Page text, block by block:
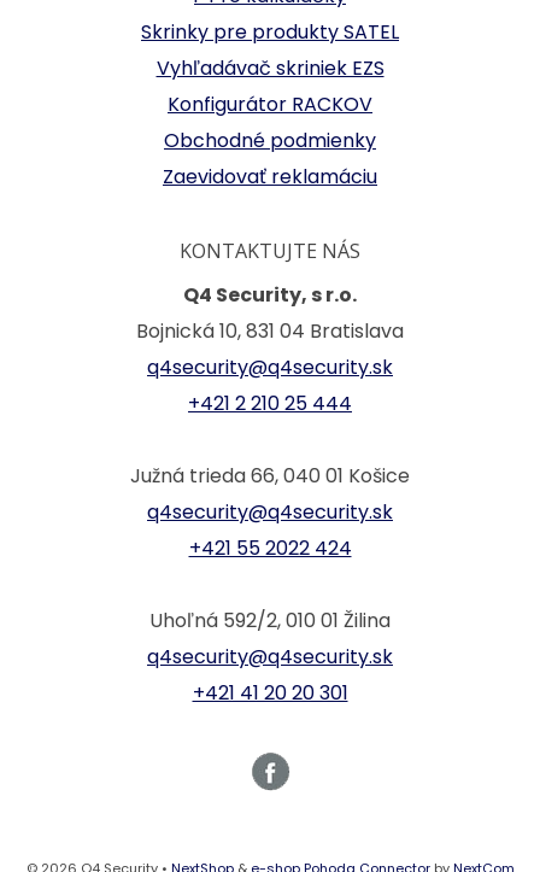
Skrinky pre produkty SATEL
Vyhľadávač skriniek EZS
Konfigurátor RACKOV
Obchodné podmienky
Zaevidovať reklamáciu
KONTAKTUJTE NÁS
Q4 Security, s r.o.
Bojnická 10, 831 04 Bratislava
q4security@q4security.sk
+421 2 210 25 444
Južná trieda 66, 040 01 Košice
q4security@q4security.sk
+421 55 2022 424
Uhoľná 592/2, 010 01 Žilina
q4security@q4security.sk
+421 41 20 20 301
© 2026 Q4 Security • NextShop& e-shop Pohoda ConnectorbyNextCom